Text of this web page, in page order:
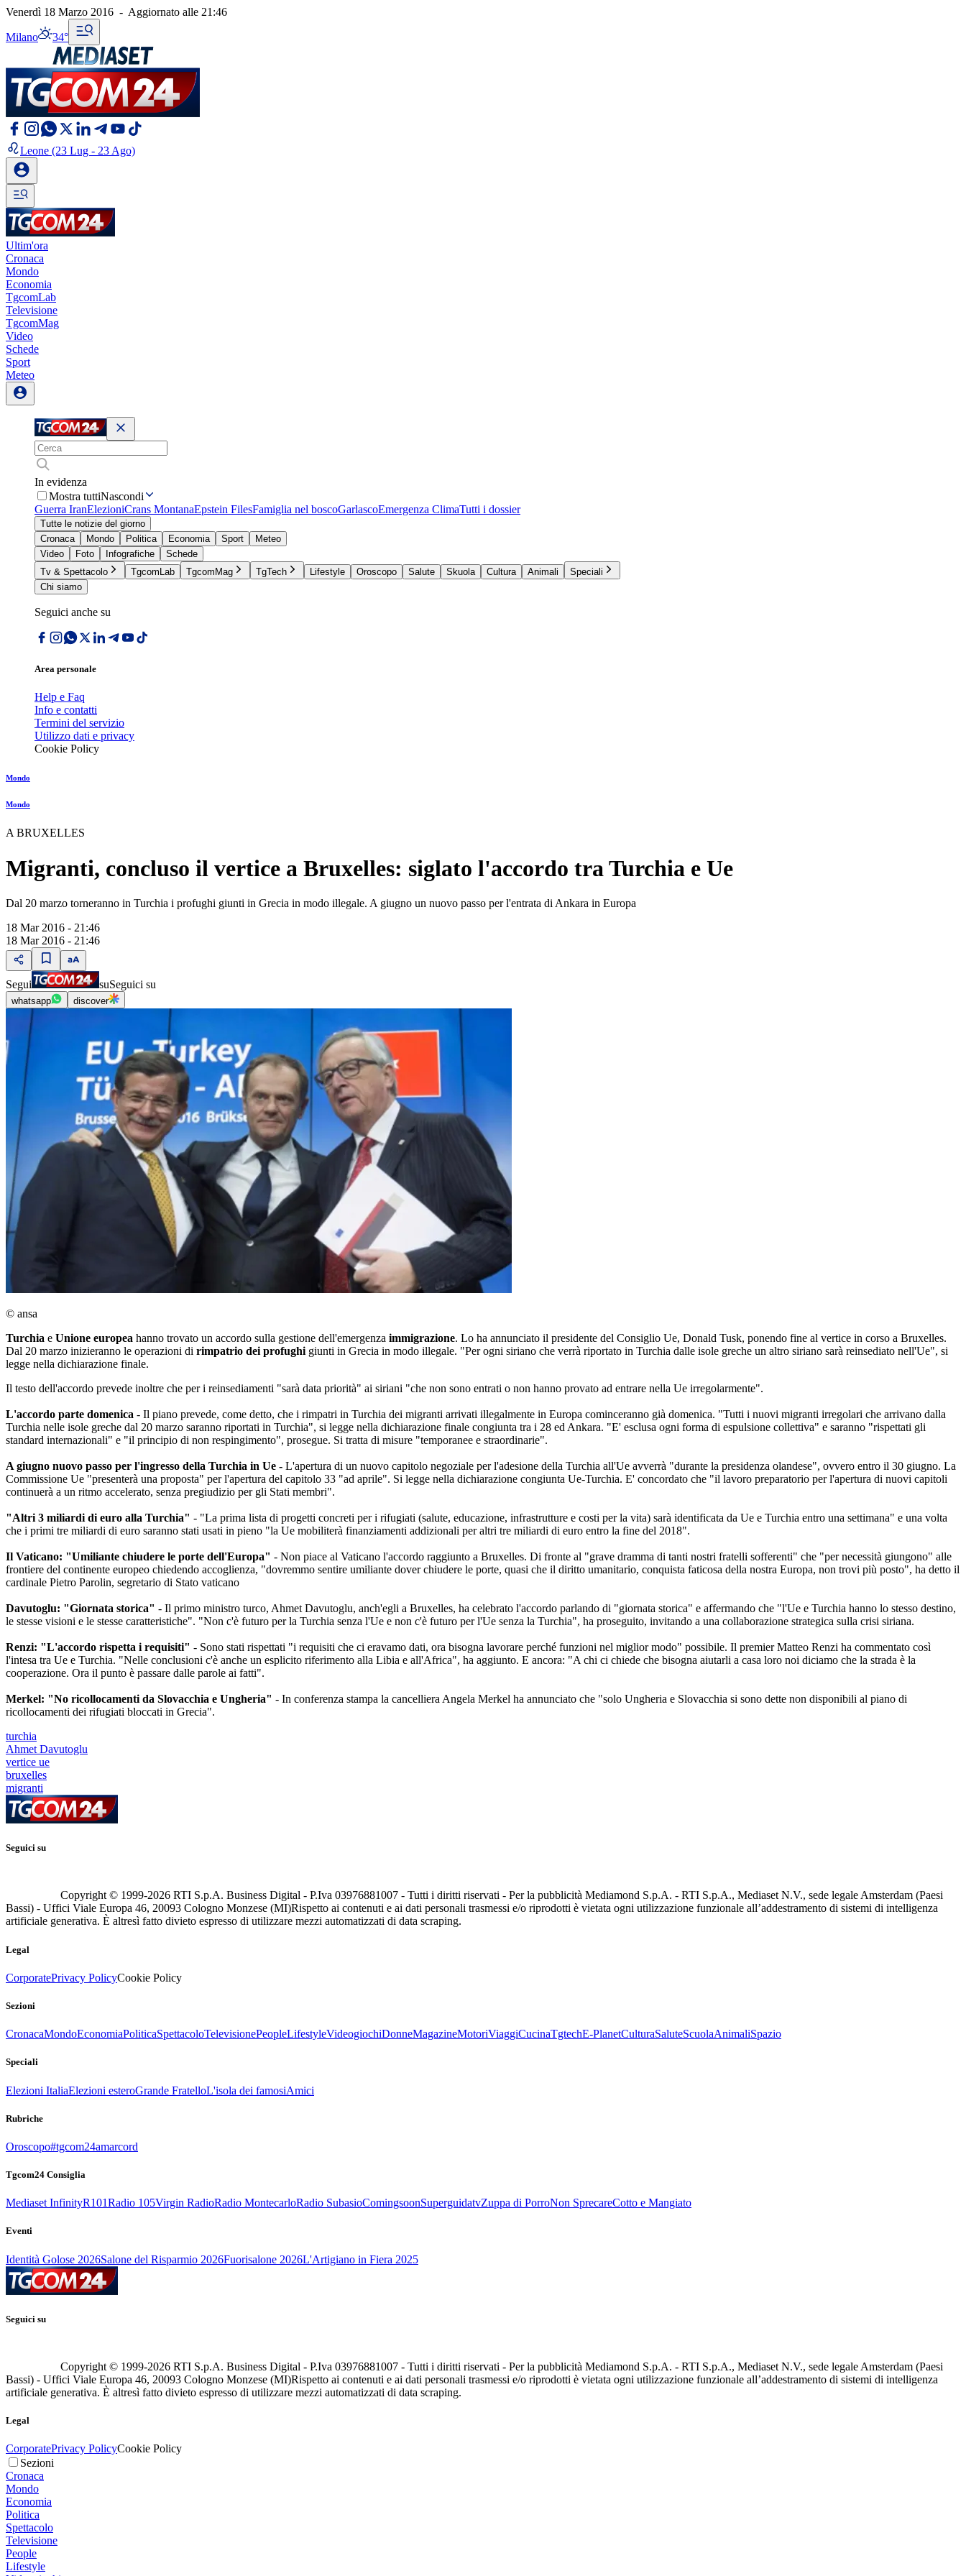
Venerdì 18 Marzo 2016 - Aggiornato alle 21:46
Milano 34°
Leone (23 Lug - 23 Ago)
Ultim'ora
Cronaca
Mondo
Economia
TgcomLab
Televisione
TgcomMag
Video
Schede
Sport
Meteo
In evidenza
Mostra tuttiNascondi
Guerra IranElezioniCrans MontanaEpstein FilesFamiglia nel boscoGarlascoEmergenza ClimaTutti i dossier
Tutte le notizie del giorno
Cronaca
Mondo Politica Economia Sport
Meteo
Video
Foto Infografiche
Schede
Tv & Spettacolo
TgcomLab TgcomMag TgTech Lifestyle Oroscopo Salute Skuola Cultura Animali
Speciali
Chi siamo
Seguici anche su
Area personale
Help e Faq
Info e contatti
Termini del servizio
Utilizzo dati e privacy
Cookie Policy
Mondo
Mondo
A BRUXELLES
Migranti, concluso il vertice a Bruxelles: siglato l'accordo tra Turchia e Ue
Dal 20 marzo torneranno in Turchia i profughi giunti in Grecia in modo illegale. A giugno un nuovo passo per l'entrata di Ankara in Europa
18 Mar 2016 - 21:46
18 Mar 2016 - 21:46
Segui suSeguici su
whatsapp discover
© ansa
Turchia e Unione europea hanno trovato un accordo sulla gestione dell'emergenza immigrazione. Lo ha annunciato il presidente del Consiglio Ue, Donald Tusk, ponendo fine al vertice in corso a Bruxelles.
Dal 20 marzo inizieranno le operazioni di rimpatrio dei profughi giunti in Grecia in modo illegale. "Per ogni siriano che verrà riportato in Turchia dalle isole greche un altro siriano sarà reinsediato nell'Ue", si
legge nella dichiarazione finale.
Il testo dell'accordo prevede inoltre che per i reinsediamenti "sarà data priorità" ai siriani "che non sono entrati o non hanno provato ad entrare nella Ue irregolarmente".
L'accordo parte domenica - Il piano prevede, come detto, che i rimpatri in Turchia dei migranti arrivati illegalmente in Europa cominceranno già domenica. "Tutti i nuovi migranti irregolari che arrivano dalla
Turchia nelle isole greche dal 20 marzo saranno riportati in Turchia", si legge nella dichiarazione finale congiunta tra i 28 ed Ankara. "E' esclusa ogni forma di espulsione collettiva" e saranno "rispettati gli
standard internazionali" e "il principio di non respingimento", prosegue. Si tratta di misure "temporanee e straordinarie".
A giugno nuovo passo per l'ingresso della Turchia in Ue - L'apertura di un nuovo capitolo negoziale per l'adesione della Turchia all'Ue avverrà "durante la presidenza olandese", ovvero entro il 30 giugno. La
Commissione Ue "presenterà una proposta" per l'apertura del capitolo 33 "ad aprile". Si legge nella dichiarazione congiunta Ue-Turchia. E' concordato che "il lavoro preparatorio per l'apertura di nuovi capitoli
continuerà a un ritmo accelerato, senza pregiudizio per gli Stati membri".
"Altri 3 miliardi di euro alla Turchia" - "La prima lista di progetti concreti per i rifugiati (salute, educazione, infrastrutture e costi per la vita) sarà identificata da Ue e Turchia entro una settimana" e una volta
che i primi tre miliardi di euro saranno stati usati in pieno "la Ue mobiliterà finanziamenti addizionali per altri tre miliardi di euro entro la fine del 2018".
Il Vaticano: "Umiliante chiudere le porte dell'Europa" - Non piace al Vaticano l'accordo raggiunto a Bruxelles. Di fronte al "grave dramma di tanti nostri fratelli sofferenti" che "per necessità giungono" alle
frontiere del continente europeo chiedendo accoglienza, "dovremmo sentire umiliante dover chiudere le porte, quasi che il diritto umanitario, conquista faticosa della nostra Europa, non trovi più posto", ha detto il
cardinale Pietro Parolin, segretario di Stato vaticano
Davutoglu: "Giornata storica" - Il primo ministro turco, Ahmet Davutoglu, anch'egli a Bruxelles, ha celebrato l'accordo parlando di "giornata storica" e affermando che "l'Ue e Turchia hanno lo stesso destino,
le stesse visioni e le stesse caratteristiche". "Non c'è futuro per la Turchia senza l'Ue e non c'è futuro per l'Ue senza la Turchia", ha proseguito, invitando a una collaborazione strategica sulla crisi siriana.
Renzi: "L'accordo rispetta i requisiti" - Sono stati rispettati "i requisiti che ci eravamo dati, ora bisogna lavorare perché funzioni nel miglior modo" possibile. Il premier Matteo Renzi ha commentato così
l'intesa tra Ue e Turchia. "Nelle conclusioni c'è anche un esplicito riferimento alla Libia e all'Africa", ha aggiunto. E ancora: "A chi ci chiede che bisogna aiutarli a casa loro noi diciamo che la strada è la
cooperazione. Ora il punto è passare dalle parole ai fatti".
Merkel: "No ricollocamenti da Slovacchia e Ungheria" - In conferenza stampa la cancelliera Angela Merkel ha annunciato che "solo Ungheria e Slovacchia si sono dette non disponibili al piano di
ricollocamenti dei rifugiati bloccati in Grecia".
turchia
Ahmet Davutoglu
vertice ue
bruxelles
migranti
Seguici su
Copyright © 1999-2026 RTI S.p.A. Business Digital - P.Iva 03976881007 - Tutti i diritti riservati - Per la pubblicità Mediamond S.p.A. - RTI S.p.A., Mediaset N.V., sede legale Amsterdam (Paesi
Bassi) - Uffici Viale Europa 46, 20093 Cologno Monzese (MI)Rispetto ai contenuti e ai dati personali trasmessi e/o riprodotti è vietata ogni utilizzazione funzionale all’addestramento di sistemi di intelligenza
artificiale generativa. È altresì fatto divieto espresso di utilizzare mezzi automatizzati di data scraping.
Legal
CorporatePrivacy PolicyCookie Policy
Sezioni
CronacaMondoEconomiaPoliticaSpettacoloTelevisionePeopleLifestyleVideogiochiDonneMagazineMotoriViaggiCucinaTgtechE-PlanetCulturaSaluteScuolaAnimaliSpazio
Speciali
Elezioni ItaliaElezioni esteroGrande FratelloL'isola dei famosiAmici
Rubriche
Oroscopo#tgcom24amarcord
Tgcom24 Consiglia
Mediaset InfinityR101Radio 105Virgin RadioRadio MontecarloRadio SubasioComingsoonSuperguidatvZuppa di PorroNon SprecareCotto e Mangiato
Eventi
Identità Golose 2026Salone del Risparmio 2026Fuorisalone 2026L'Artigiano in Fiera 2025
Seguici su
Copyright © 1999-2026 RTI S.p.A. Business Digital - P.Iva 03976881007 - Tutti i diritti riservati - Per la pubblicità Mediamond S.p.A. - RTI S.p.A., Mediaset N.V., sede legale Amsterdam (Paesi
Bassi) - Uffici Viale Europa 46, 20093 Cologno Monzese (MI)Rispetto ai contenuti e ai dati personali trasmessi e/o riprodotti è vietata ogni utilizzazione funzionale all’addestramento di sistemi di intelligenza
artificiale generativa. È altresì fatto divieto espresso di utilizzare mezzi automatizzati di data scraping.
Legal
CorporatePrivacy PolicyCookie Policy
Sezioni
Cronaca
Mondo
Economia
Politica
Spettacolo
Televisione
People
Lifestyle